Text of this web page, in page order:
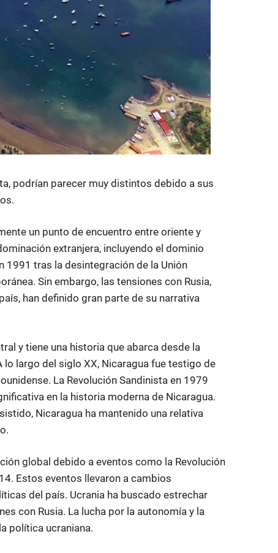
podrían parecer muy distintos debido a sus
un punto de encuentro entre oriente y
extranjera, incluyendo el dominio
1991 tras la desintegración de la Unión
Sin embargo, las tensiones con Rusia,
han definido gran parte de su narrativa
y tiene una historia que abarca desde la
largo del siglo XX, Nicaragua fue testigo de
La Revolución Sandinista en 1979
en la historia moderna de Nicaragua.
Nicaragua ha mantenido una relativa
global debido a eventos como la Revolución
Estos eventos llevaron a cambios
del país. Ucrania ha buscado estrechar
con Rusia. La lucha por la autonomía y la
política ucraniana.